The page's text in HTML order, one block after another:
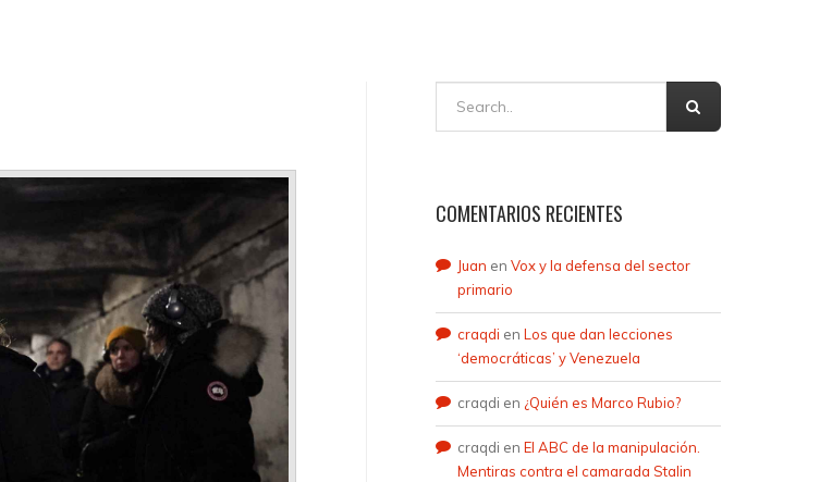
COMENTARIOS RECIENTES
Juan en Vox y la defensa del sector
primario
craqdi en Los que dan lecciones
‘democráticas’ y Venezuela
craqdi en ¿Quién es Marco Rubio?
craqdi en El ABC de la manipulación.
Mentiras contra el camarada Stalin